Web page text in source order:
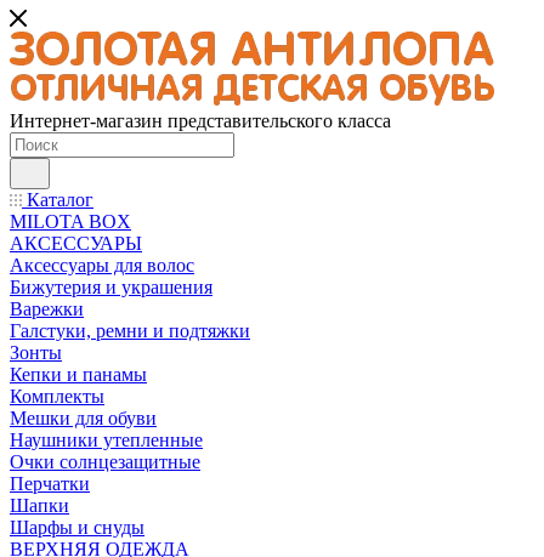
Интернет-магазин представительского класса
Каталог
MILOTA BOX
АКСЕССУАРЫ
Аксессуары для волос
Бижутерия и украшения
Варежки
Галстуки, ремни и подтяжки
Зонты
Кепки и панамы
Комплекты
Мешки для обуви
Наушники утепленные
Очки солнцезащитные
Перчатки
Шапки
Шарфы и снуды
ВЕРХНЯЯ ОДЕЖДА